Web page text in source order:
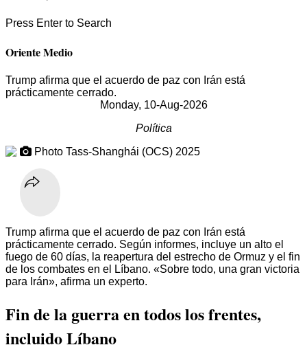
Press Enter to Search
Oriente Medio
Trump afirma que el acuerdo de paz con Irán está
prácticamente cerrado.
Monday, 10-Aug-2026
Política
Photo Tass-Shanghái (OCS) 2025
Trump afirma que el acuerdo de paz con Irán está
prácticamente cerrado. Según informes, incluye un alto el
fuego de 60 días, la reapertura del estrecho de Ormuz y el fin
de los combates en el Líbano. «Sobre todo, una gran victoria
para Irán», afirma un experto.
Fin de la guerra en todos los frentes,
incluido Líbano